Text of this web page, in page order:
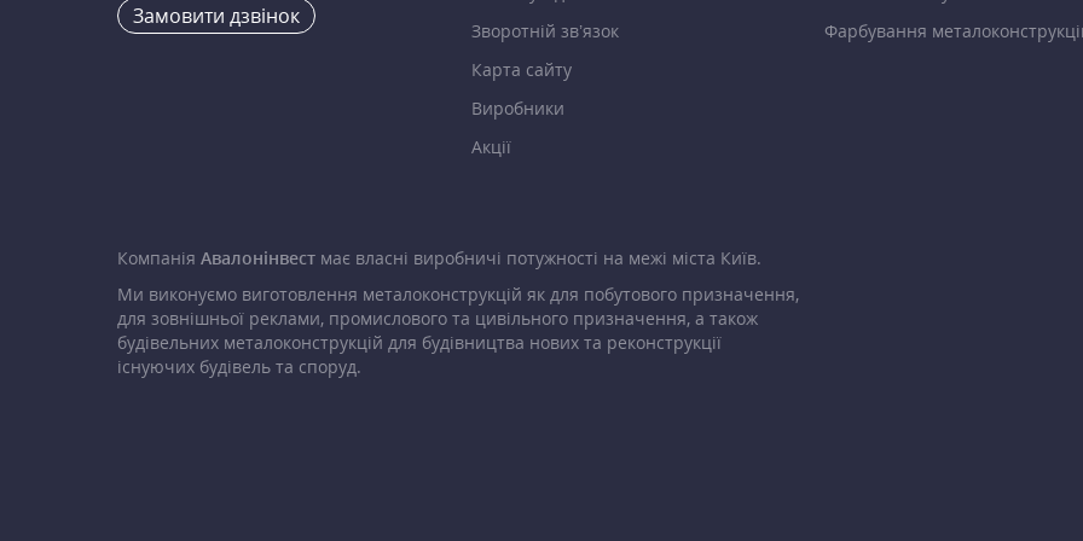
Замовити дзвінок
Зворотній зв’язок
Карта сайту
Виробники
Акції
Фарбування
Компанія Авалонінвест має власні виробничі потужності на межі міста Київ.
Ми виконуємо виготовлення металоконструкцій як для побутового призначення,
для зовнішньої реклами, промислового та цивільного призначення, а також
будівельних металоконструкцій для будівництва нових та реконструкції
існуючих будівель та споруд.